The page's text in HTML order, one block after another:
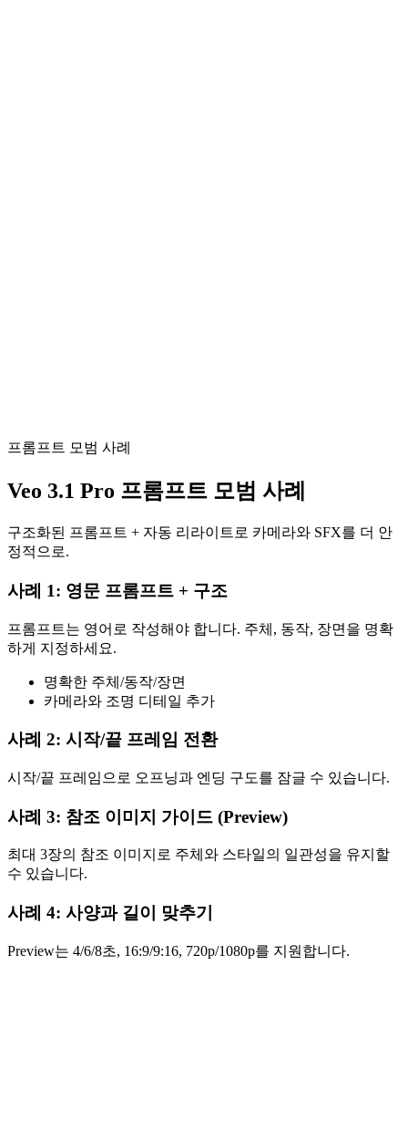
구조: 1인칭 POV + 부드러운 실내 조명 + 미묘한 움직임/표정.
프롬프트 모범 사례
Veo 3.1 Pro 프롬프트 모범 사례
구조화된 프롬프트 + 자동 리라이트로 카메라와 SFX를 더 안
정적으로.
사례 1: 영문 프롬프트 + 구조
프롬프트는 영어로 작성해야 합니다. 주체, 동작, 장면을 명확
하게 지정하세요.
명확한 주체/동작/장면
카메라와 조명 디테일 추가
사례 2: 시작/끝 프레임 전환
시작/끝 프레임으로 오프닝과 엔딩 구도를 잠글 수 있습니다.
사례 3: 참조 이미지 가이드 (Preview)
최대 3장의 참조 이미지로 주체와 스타일의 일관성을 유지할
수 있습니다.
사례 4: 사양과 길이 맞추기
Preview는 4/6/8초, 16:9/9:16, 720p/1080p를 지원합니다.